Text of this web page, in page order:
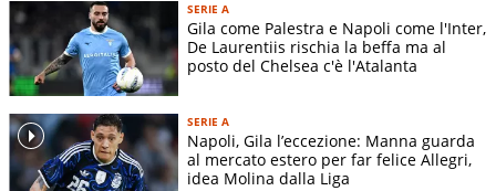
SERIE A
Gila come Palestra e Napoli come l'Inter,
De Laurentiis rischia la beffa ma al
posto del Chelsea c'è l'Atalanta
SERIE A
Napoli, Gila l’eccezione: Manna guarda
al mercato estero per far felice Allegri,
idea Molina dalla Liga